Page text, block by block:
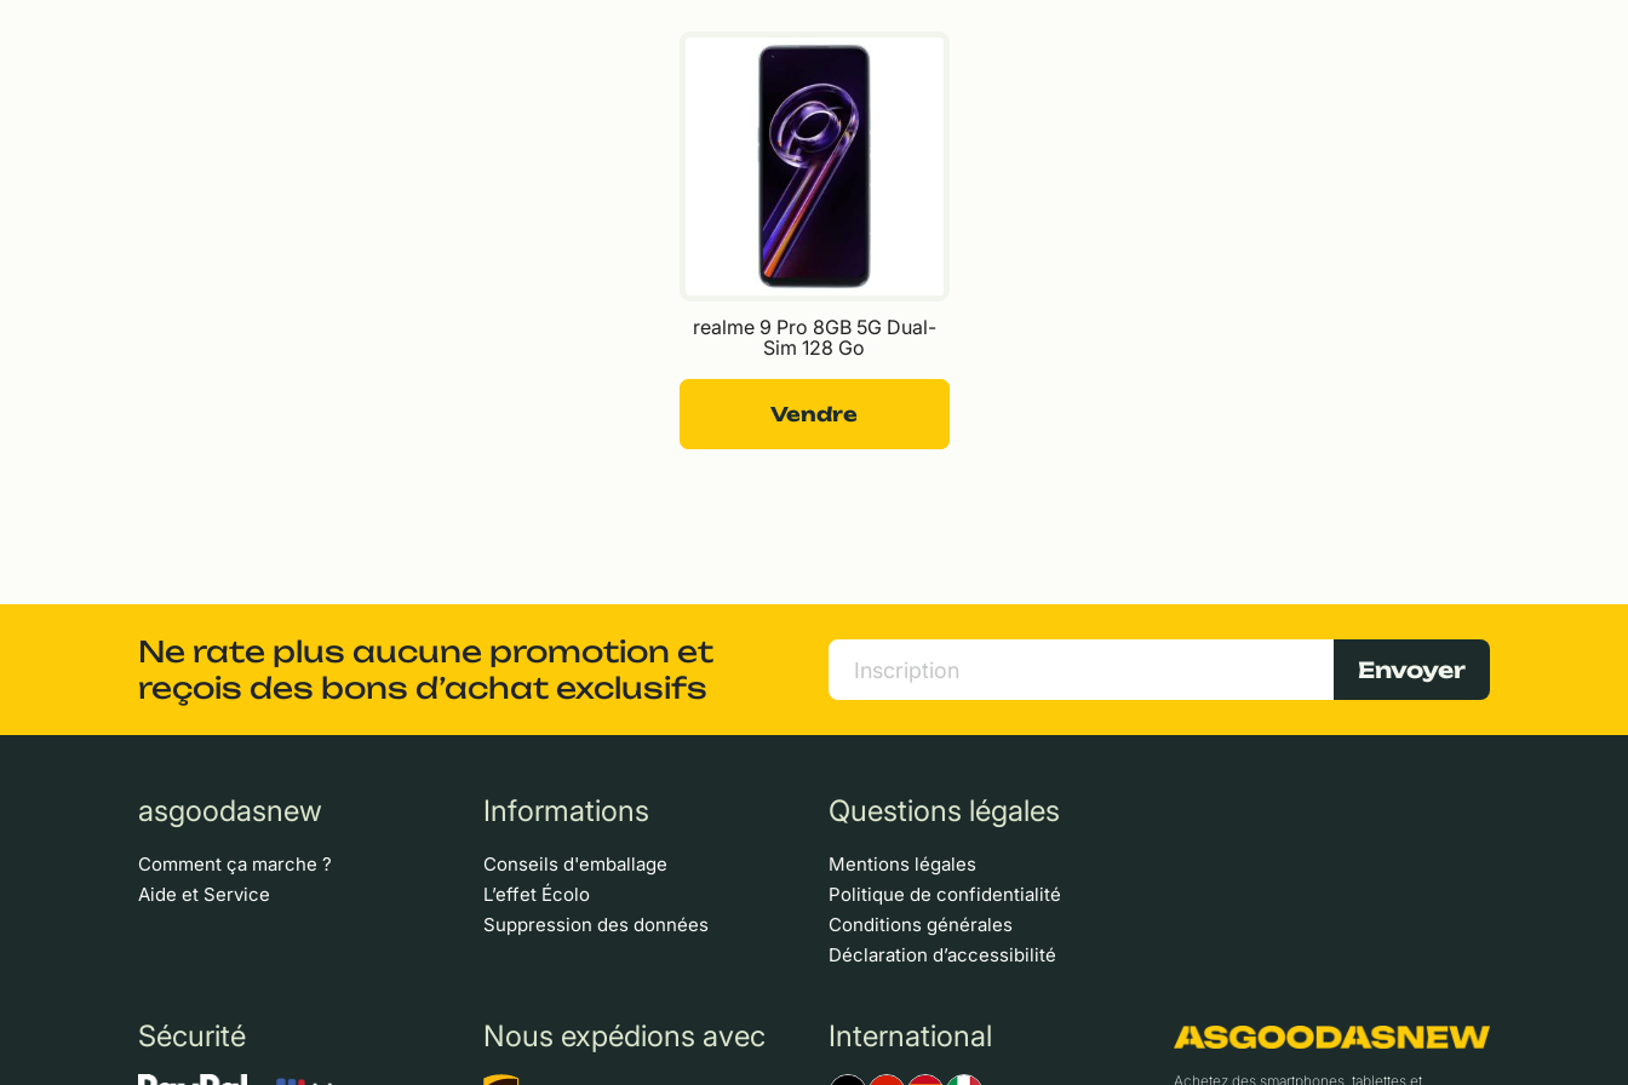
realme 9 Pro 8GB 5G Dual-
Sim 128 Go
Vendre
Ne rate plus aucune promotion et
reçois des bons d’achat exclusifs
Envoyer
asgoodasnew
Comment ça marche ?
Aide et Service
Informations
Conseils d'emballage
L’effet Écolo
Suppression des données
Questions légales
Mentions légales
Politique de confidentialité
Conditions générales
Déclaration d’accessibilité
Sécurité Nous expédions avec International
Achetez des smartphones, tablettes et